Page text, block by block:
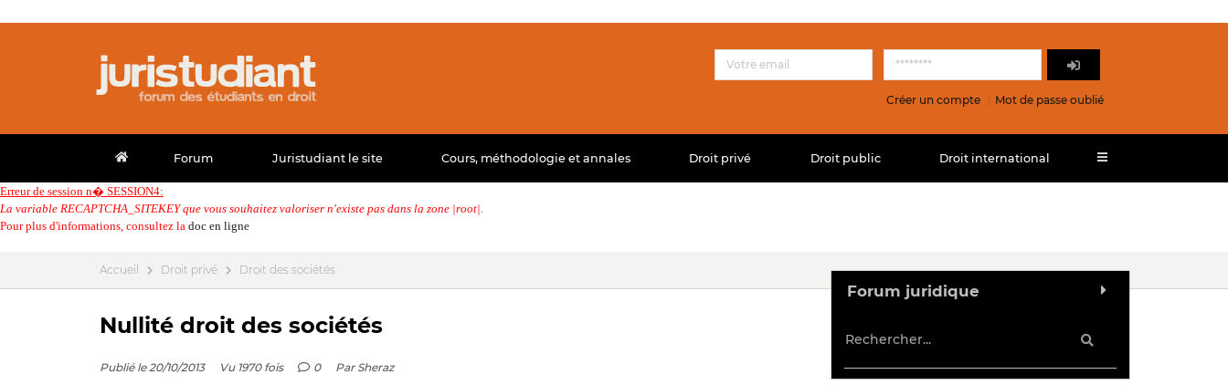
Créer un compte Mot de passe oublié
Forum Juristudiant le site Cours, méthodologie et annales Droit privé Droit public Droit international
Erreur de session n� SESSION4:
La variable RECAPTCHA_SITEKEY que vous souhaitez valoriser n'existe pas dans la zone |root|.
Pour plus d'informations, consultez la doc en ligne
Accueil Droit privé Droit des sociétés
Nullité droit des sociétés
Publié le 20/10/2013 Vu 1970 fois 0 Par Sheraz
Forum juridique